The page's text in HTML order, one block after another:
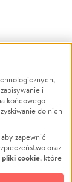
i
końcowego
do nich
zapewnić
oraz
pliki cookie, które